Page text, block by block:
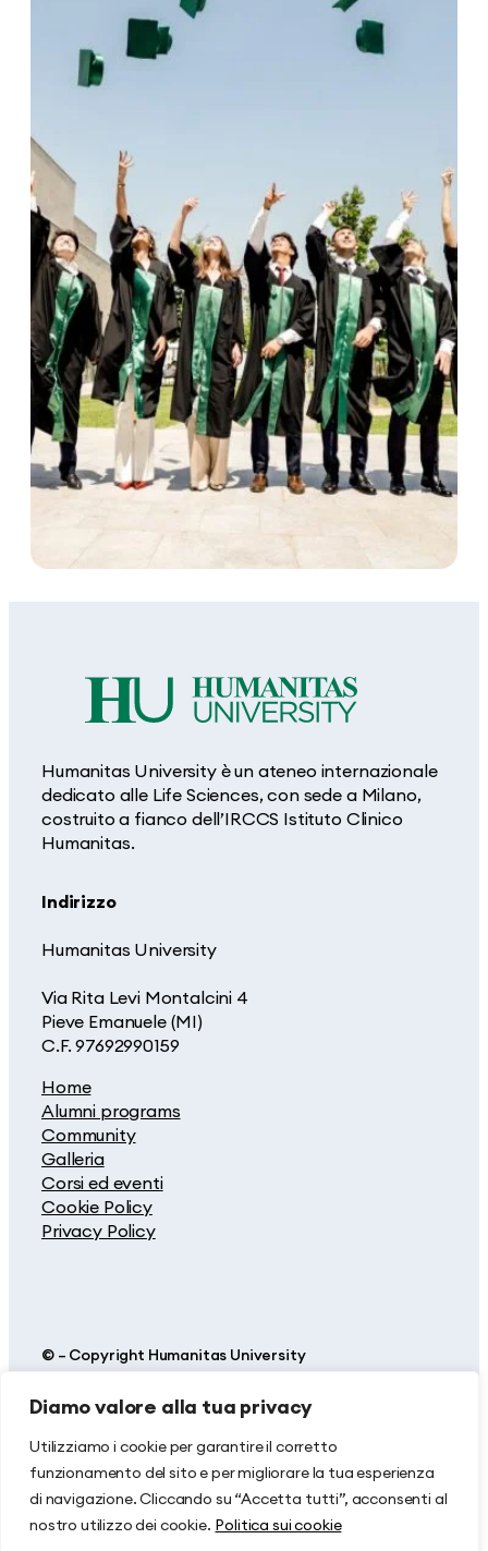
Diamo valore alla tua privacy
Utilizziamo i cookie per garantire il corretto
funzionamento del sito e per migliorare la tua esperienza
di navigazione. Cliccando su “Accetta tutti”, acconsenti al
nostro utilizzo dei cookie. Politica sui cookie
Humanitas University è un ateneo internazionale
dedicato alle Life Sciences, con sede a Milano,
costruito a fianco dell’IRCCS Istituto Clinico
Humanitas.
Indirizzo
Humanitas University
Via Rita Levi Montalcini 4
Pieve Emanuele (MI)
C.F. 97692990159
Home
Alumni programs
Community
Galleria
Corsi ed eventi
Cookie Policy
Privacy Policy
© – Copyright Humanitas University
Humanitas is a highly specialized Hospital, Research and
Teaching Center. Built around centers for the prevention and
treatment of cancer, cardiovascular, neurological and orthopedic
disease – together with an Ophthalmic Center and a Fertility
Center – Humanitas also operates a highly specialised Emergency
Department.